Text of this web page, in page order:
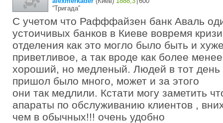
“Тригада”
С учетом что Рафффайзен банк Аваль
устоичивых банков в Киеве вовремя
отделения как это могло было быть и
приветливое, а так вроде как более
хороший, но медленый. Людей в тот день
пришол было много, может и за этого
они так медлили. Кстати могу заметить
апараты по обслуживанию клиентов ,
чем в обычных!!! очень удобно